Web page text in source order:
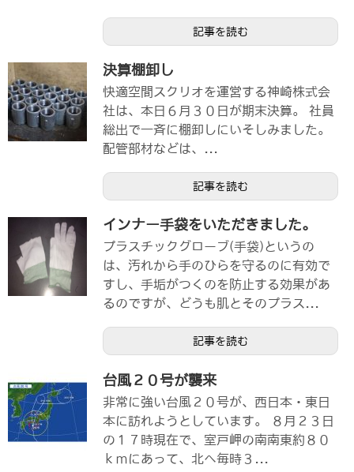
記事を読む
決算棚卸し
快適空間スクリオを運営する神崎株式会
社は、本日６月３０日が期末決算。 社員
総出で一斉に棚卸しにいそしみました。
配管部材などは、...
記事を読む
インナー手袋をいただきました。
プラスチックグローブ(手袋)というの
は、汚れから手のひらを守るのに有効で
すし、手垢がつくのを防止する効果があ
るのですが、どうも肌とそのプラス...
記事を読む
台風２０号が襲来
非常に強い台風２０号が、西日本・東日
本に訪れようとしています。 ８月２３日
の１７時現在で、室戸岬の南南東約８０
ｋｍにあって、北へ毎時３...